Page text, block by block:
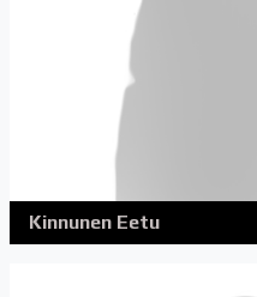
Kinnunen Eetu